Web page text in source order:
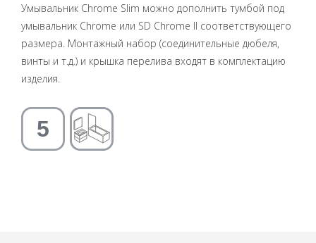
Умывальник Chrome Slim можно дополнить тумбой под
умывальник Chrome или SD Chrome II соответствующего
размера. Монтажный набор (соединительные дюбеля,
винты и т.д.) и крышка перелива входят в комплектацию
изделия.